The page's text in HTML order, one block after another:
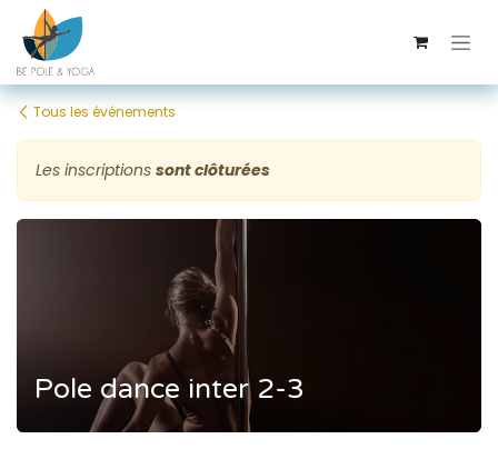
Se rendre au contenu
Tous les événements
Les inscriptions sont clôturées
Pole dance inter 2-3